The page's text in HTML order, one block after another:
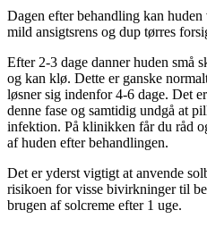
Dagen efter behandling kan
mild ansigtsrens og dup tørres
Efter 2-3 dage danner huden små
og kan klø. Dette er ganske
løsner sig indenfor 4-6 dage. Det
denne fase og samtidig undgå at
infektion. På klinikken får du råd
af huden efter behandlingen.
Det er yderst vigtigt at anvende
risikoen for visse bivirkninger til
brugen af solcreme efter 1 uge.